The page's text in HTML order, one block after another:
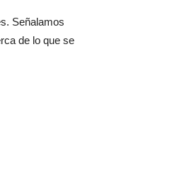
Señalamos
de lo que se